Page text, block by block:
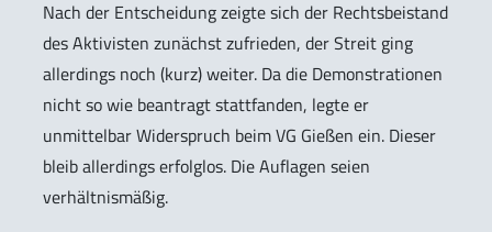
Nach der Entscheidung zeigte sich der Rechtsbeistand
des Aktivisten zunächst zufrieden, der Streit ging
allerdings noch (kurz) weiter. Da die Demonstrationen
nicht so wie beantragt stattfanden, legte er
unmittelbar Widerspruch beim VG Gießen ein. Dieser
bleib allerdings erfolglos. Die Auflagen seien
verhältnismäßig.